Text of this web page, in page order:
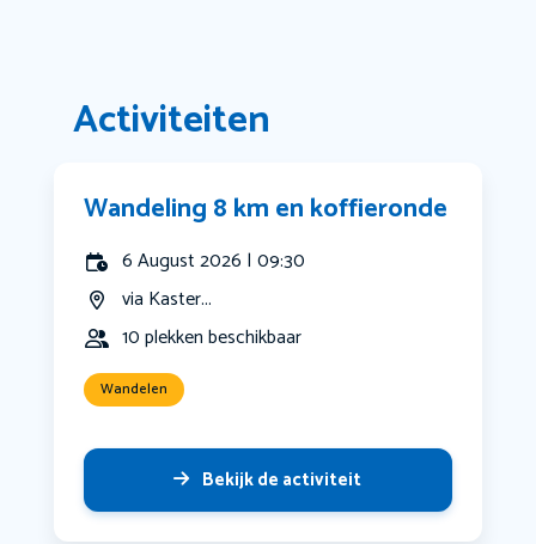
Activiteiten
Wandeling 8 km en koffieronde
6 August 2026 | 09:30
via Kaster...
10 plekken beschikbaar
Wandelen
Bekijk de activiteit